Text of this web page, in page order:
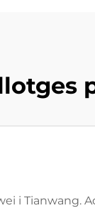
i Tianwang.